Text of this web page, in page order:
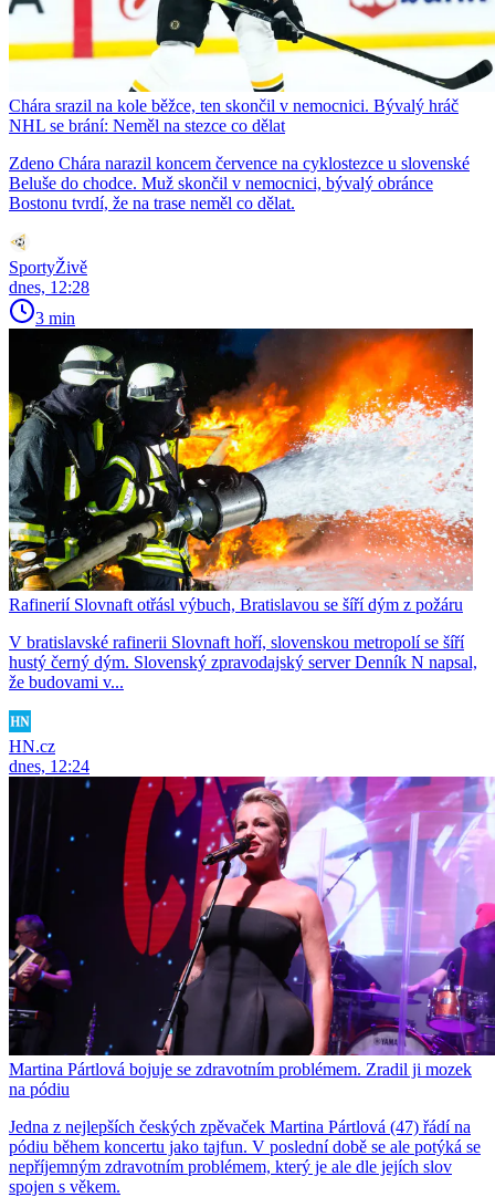
Chára srazil na kole běžce, ten skončil v nemocnici. Bývalý hráč
NHL se brání: Neměl na stezce co dělat
Zdeno Chára narazil koncem července na cyklostezce u slovenské
Beluše do chodce. Muž skončil v nemocnici, bývalý obránce
Bostonu tvrdí, že na trase neměl co dělat.
SportyŽivě
dnes, 12:28
3 min
Rafinerií Slovnaft otřásl výbuch, Bratislavou se šíří dým z požáru
V bratislavské rafinerii Slovnaft hoří, slovenskou metropolí se šíří
hustý černý dým. Slovenský zpravodajský server Denník N napsal,
že budovami v...
HN.cz
dnes, 12:24
Martina Pártlová bojuje se zdravotním problémem. Zradil ji mozek
na pódiu
Jedna z nejlepších českých zpěvaček Martina Pártlová (47) řádí na
pódiu během koncertu jako tajfun. V poslední době se ale potýká se
nepříjemným zdravotním problémem, který je ale dle jejích slov
spojen s věkem.